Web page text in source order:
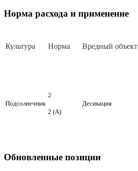
Норма расхода и применение
Куль­ту­ра Нор­ма Вред­ный объ­ект
Подсолнечник
2
2 (А)
Десикация
Обновленные позиции